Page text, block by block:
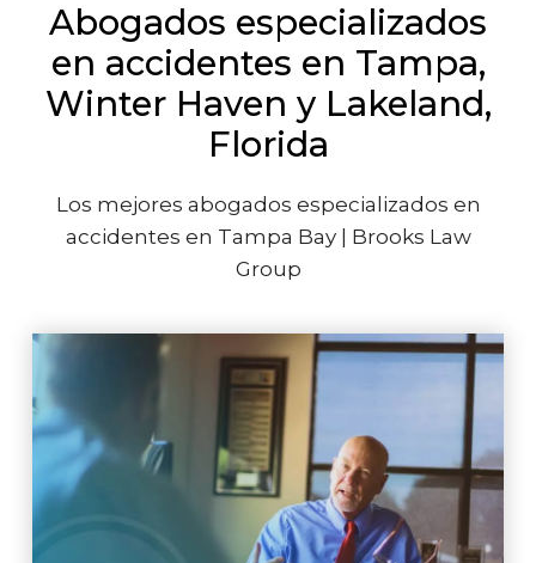
Abogados especializados
en accidentes en Tampa,
Winter Haven y Lakeland,
Florida
Los mejores abogados especializados en
accidentes en Tampa Bay | Brooks Law
Group